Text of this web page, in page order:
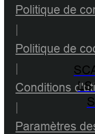
Politique de
Politique de
Conditions
Paramètres